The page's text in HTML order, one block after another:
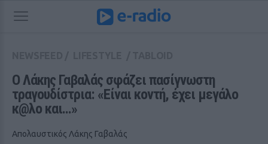
Ο Λάκης Γαβαλάς σφάζει πασίγνωστη
τραγουδίστρια: «Είναι κοντή, έχει μεγάλο
κ@λο και...»
Απολαυστικός Λάκης Γαβαλάς